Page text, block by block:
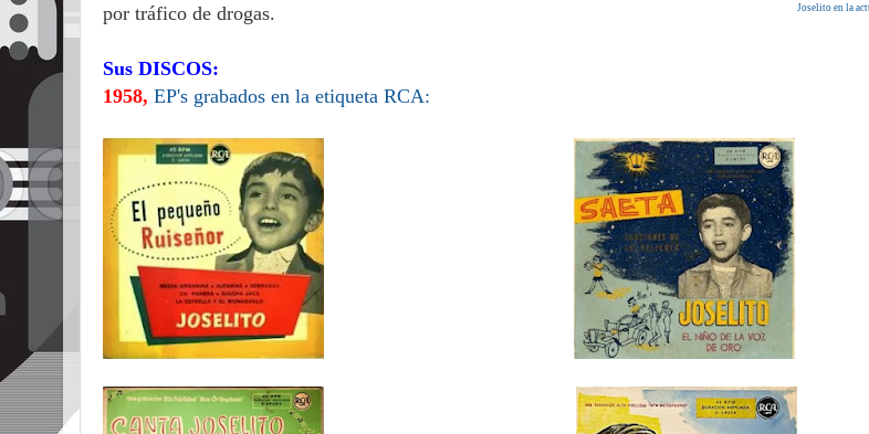
Joselito en la
por tráfico de drogas.
Sus DISCOS:
1958, EP's grabados en la etiqueta RCA: